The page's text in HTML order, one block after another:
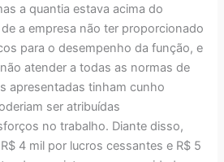
a quantia estava acima do
a empresa não ter proporcionado
para o desempenho da função, e
atender a todas as normas de
apresentadas tinham cunho
ser atribuídas
no trabalho. Diante disso,
4 mil por lucros cessantes e R$ 5